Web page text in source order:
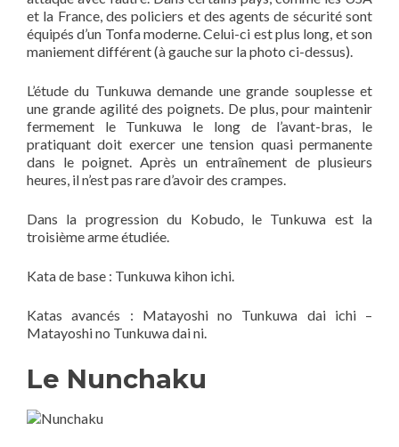
et la France, des policiers et des agents de sécurité sont
équipés d’un Tonfa moderne. Celui-ci est plus long, et son
maniement différent (à gauche sur la photo ci-dessus).
L’étude du Tunkuwa demande une grande souplesse et
une grande agilité des poignets. De plus, pour maintenir
fermement le Tunkuwa le long de l’avant-bras, le
pratiquant doit exercer une tension quasi permanente
dans le poignet. Après un entraînement de plusieurs
heures, il n’est pas rare d’avoir des crampes.
Dans la progression du Kobudo, le Tunkuwa est la
troisième arme étudiée.
Kata de base : Tunkuwa kihon ichi.
Katas avancés : Matayoshi no Tunkuwa dai ichi –
Matayoshi no Tunkuwa dai ni.
Le Nunchaku